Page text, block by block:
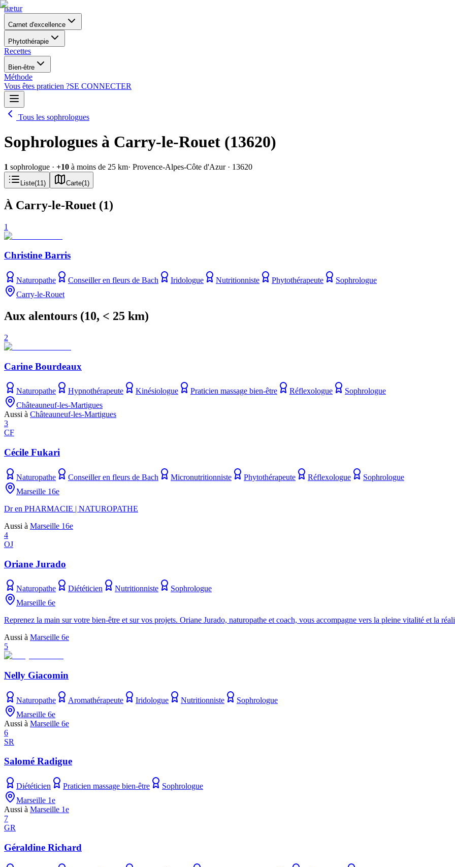
nætur
Carnet d'excellence
Phytothérapie
Recettes
Bien-être
Méthode
Vous êtes praticien ?SE CONNECTER
Tous les sophrologues
Sophrologues à Carry-le-Rouet (13620)
1 sophrologue · +10 à moins de 25 km· Provence-Alpes-Côte d'Azur· 13620
Liste(11 ) Carte(1 )
À Carry-le-Rouet (1)
1
Christine Barris
Naturopathe Conseiller en fleurs de Bach Iridologue Nutritionniste Phytothérapeute
Sophrologue
Carry-le-Rouet
Aux alentours (10, < 25 km)
2
Carine Bourdeaux
Naturopathe Hypnothérapeute Kinésiologue Praticien massage bien-être Réflexologue
Sophrologue
Châteauneuf-les-Martigues
Aussi à Châteauneuf-les-Martigues
3
CF
Cécile Fukari
Naturopathe Conseiller en fleurs de Bach Micronutritionniste Phytothérapeute Réflexologue
Sophrologue
Marseille 16e
Dr en PHARMACIE | NATUROPATHE
Aussi à Marseille 16e
4
OJ
Oriane Jurado
Naturopathe Diététicien Nutritionniste
Sophrologue
Marseille 6e
Reprenez la main sur votre bien-être et sur vos projets. Oriane Jurado, naturopathe et coach, vous accompagne vers la pleine vitalité et la
Aussi à Marseille 6e
5
Nelly Giacomin
Naturopathe Aromathérapeute Iridologue Nutritionniste
Sophrologue
Marseille 6e
Aussi à Marseille 6e
6
SR
Salomé Radigue
Diététicien Praticien massage bien-être
Sophrologue
Marseille 1e
Aussi à Marseille 1e
7
GR
Géraldine Richard